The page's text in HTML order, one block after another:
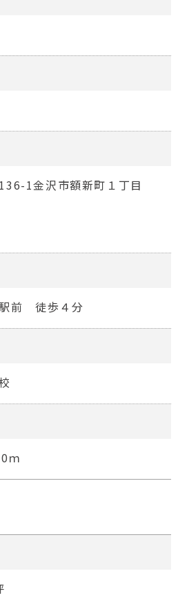
1金沢市額新町１丁目
前 徒歩４分
ｍ